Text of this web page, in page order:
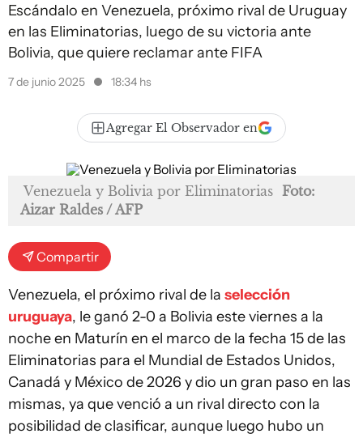
Escándalo en Venezuela, próximo rival de Uruguay
en las Eliminatorias, luego de su victoria ante
Bolivia, que quiere reclamar ante FIFA
7 de junio 2025 18:34 hs
Agregar El Observador en
Venezuela y Bolivia por Eliminatorias Foto:
Aizar Raldes / AFP
Compartir
Venezuela, el próximo rival de la selección
uruguaya, le ganó 2-0 a Bolivia este viernes a la
noche en Maturín en el marco de la fecha 15 de las
Eliminatorias para el Mundial de Estados Unidos,
Canadá y México de 2026 y dio un gran paso en las
mismas, ya que venció a un rival directo con la
posibilidad de clasificar, aunque luego hubo un